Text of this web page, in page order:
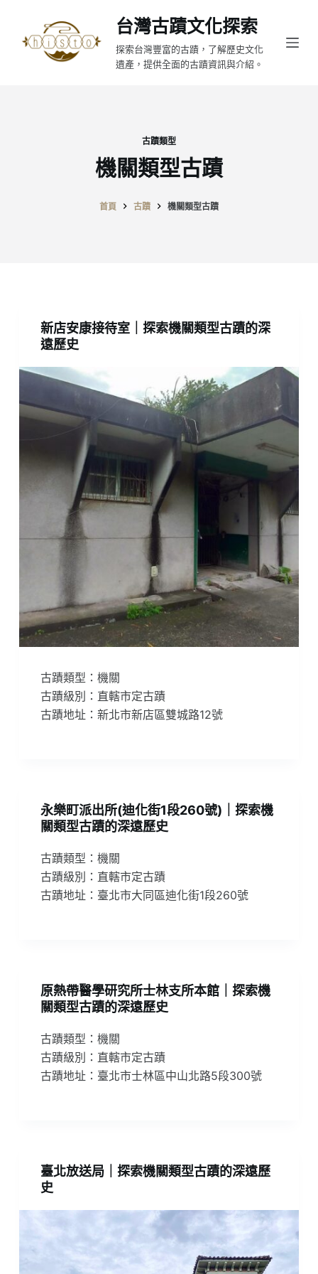
至
台灣古蹟文化探索
探索台灣豐富的古蹟，了解歷史文化
遺產，提供全面的古蹟資訊與介紹。
古蹟類型
機關類型古蹟
首頁 古蹟 機關類型古蹟
新店安康接待室｜探索機關類型古蹟的深
遠歷史
古蹟類型：機關
古蹟級別：直轄市定古蹟
古蹟地址：新北市新店區雙城路12號
永樂町派出所(迪化街1段260號)｜探索機
關類型古蹟的深遠歷史
古蹟類型：機關
古蹟級別：直轄市定古蹟
古蹟地址：臺北市大同區迪化街1段260號
原熱帶醫學研究所士林支所本館｜探索機
關類型古蹟的深遠歷史
古蹟類型：機關
古蹟級別：直轄市定古蹟
古蹟地址：臺北市士林區中山北路5段300號
臺北放送局｜探索機關類型古蹟的深遠歷
史